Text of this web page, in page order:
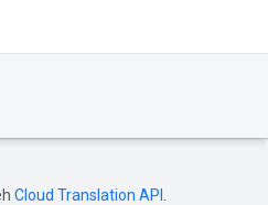
Cloud Translation API